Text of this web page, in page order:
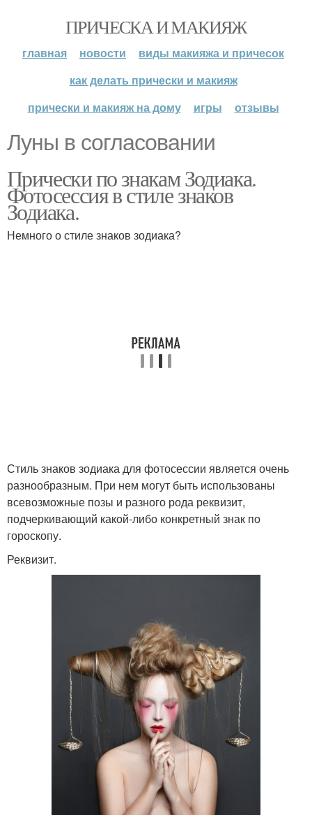
ПРИЧЕСКА И МАКИЯЖ
главная новости
виды макияжа и причесок
как делать прически и макияж
прически и макияж на дому
игры отзывы
Луны в согласовании
Прически по знакам Зодиака.
Фотосессия в стиле знаков
Зодиака.
Немного о стиле знаков зодиака?
Стиль знаков зодиака для фотосессии является очень
разнообразным. При нем могут быть использованы
всевозможные позы и разного рода реквизит,
подчеркивающий какой-либо конкретный знак по
гороскопу.
Реквизит.